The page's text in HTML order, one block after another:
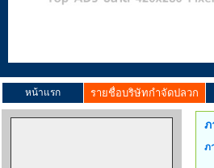
หน้าแรก รายชื่อบริษัทกำจัดปลวก
ภ
ภ